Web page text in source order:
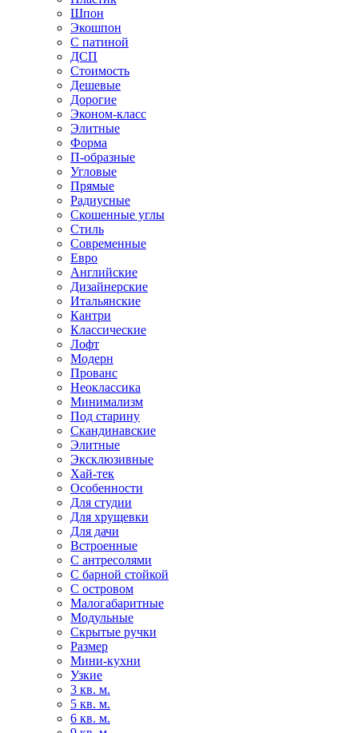
Шпон
Экошпон
С патиной
ДСП
Стоимость
Дешевые
Дорогие
Эконом-класс
Элитные
Форма
П-образные
Угловые
Прямые
Радиусные
Скошенные углы
Стиль
Современные
Евро
Английские
Дизайнерские
Итальянские
Кантри
Классические
Лофт
Модерн
Прованс
Неоклассика
Минимализм
Под старину
Скандинавские
Элитные
Эксклюзивные
Хай-тек
Особенности
Для студии
Для хрущевки
Для дачи
Встроенные
С антресолями
С барной стойкой
С островом
Малогабаритные
Модульные
Скрытые ручки
Размер
Мини-кухни
Узкие
3 кв. м.
5 кв. м.
6 кв. м.